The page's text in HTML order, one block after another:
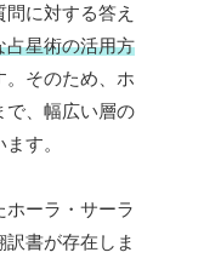
に対する答え
占星術の活用方
。そのため、ホ
で、幅広い層の
す。
ーラ・サーラ
書が存在しま